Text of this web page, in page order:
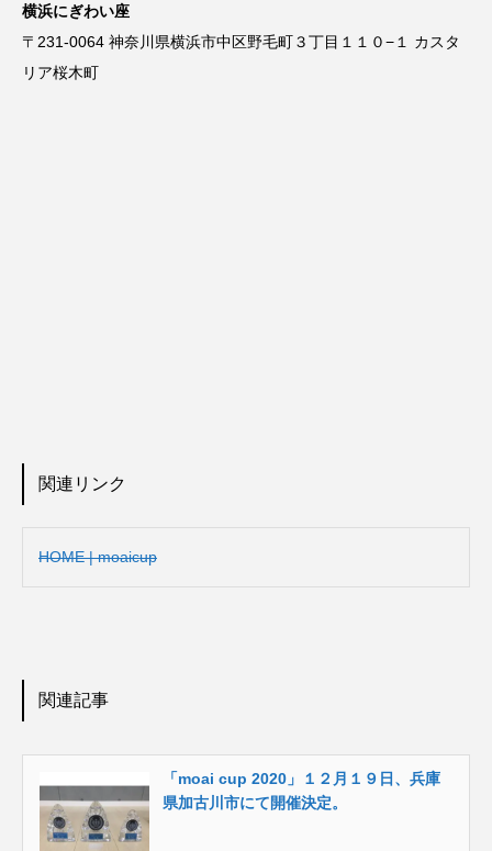
横浜にぎわい座
〒231-0064 神奈川県横浜市中区野毛町３丁目１１０−１ カスタ
リア桜木町
関連リンク
HOME | moaicup
関連記事
「moai cup 2020」１２月１９日、兵庫
県加古川市にて開催決定。